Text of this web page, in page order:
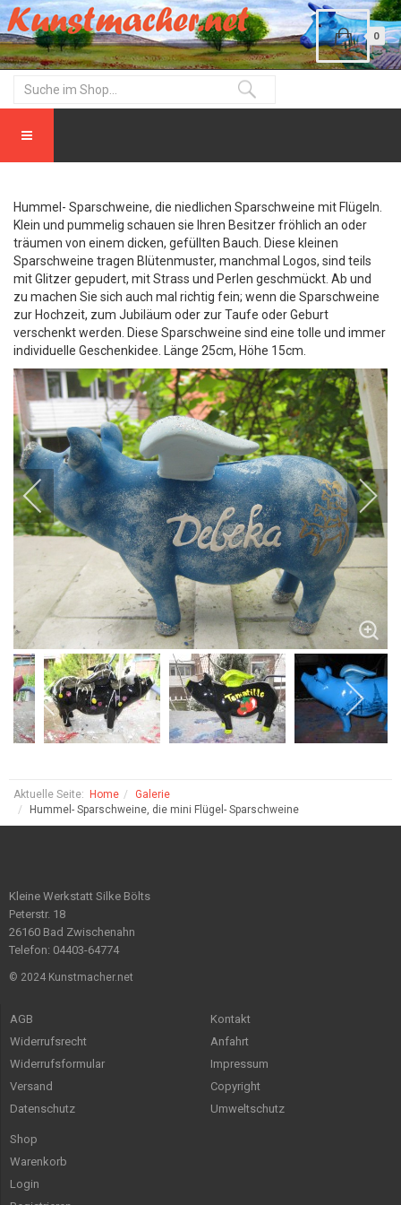
0
Hummel- Sparschweine, die niedlichen Sparschweine mit Flügeln.
Klein und pummelig schauen sie Ihren Besitzer fröhlich an oder
träumen von einem dicken, gefüllten Bauch. Diese kleinen
Sparschweine tragen Blütenmuster, manchmal Logos, sind teils
mit Glitzer gepudert, mit Strass und Perlen geschmückt. Ab und
zu machen Sie sich auch mal richtig fein; wenn die Sparschweine
zur Hochzeit, zum Jubiläum oder zur Taufe oder Geburt
verschenkt werden. Diese Sparschweine sind eine tolle und immer
individuelle Geschenkidee. Länge 25cm, Höhe 15cm.
Aktuelle Seite: Home
Galerie
Hummel- Sparschweine, die mini Flügel- Sparschweine
Kleine Werkstatt Silke Bölts
Peterstr. 18
26160 Bad Zwischenahn
Telefon: 04403-64774
© 2024 Kunstmacher.net
AGB
Widerrufsrecht
Widerrufsformular
Versand
Datenschutz
Kontakt
Anfahrt
Impressum
Copyright
Umweltschutz
Shop
Warenkorb
Login